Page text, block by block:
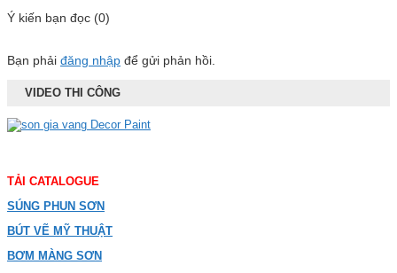
Ý kiến bạn đọc (0)
Bạn phải đăng nhập để gửi phản hồi.
VIDEO THI CÔNG
TẢI CATALOGUE
SÚNG PHUN SƠN
BÚT VẼ MỸ THUẬT
BƠM MÀNG SƠN